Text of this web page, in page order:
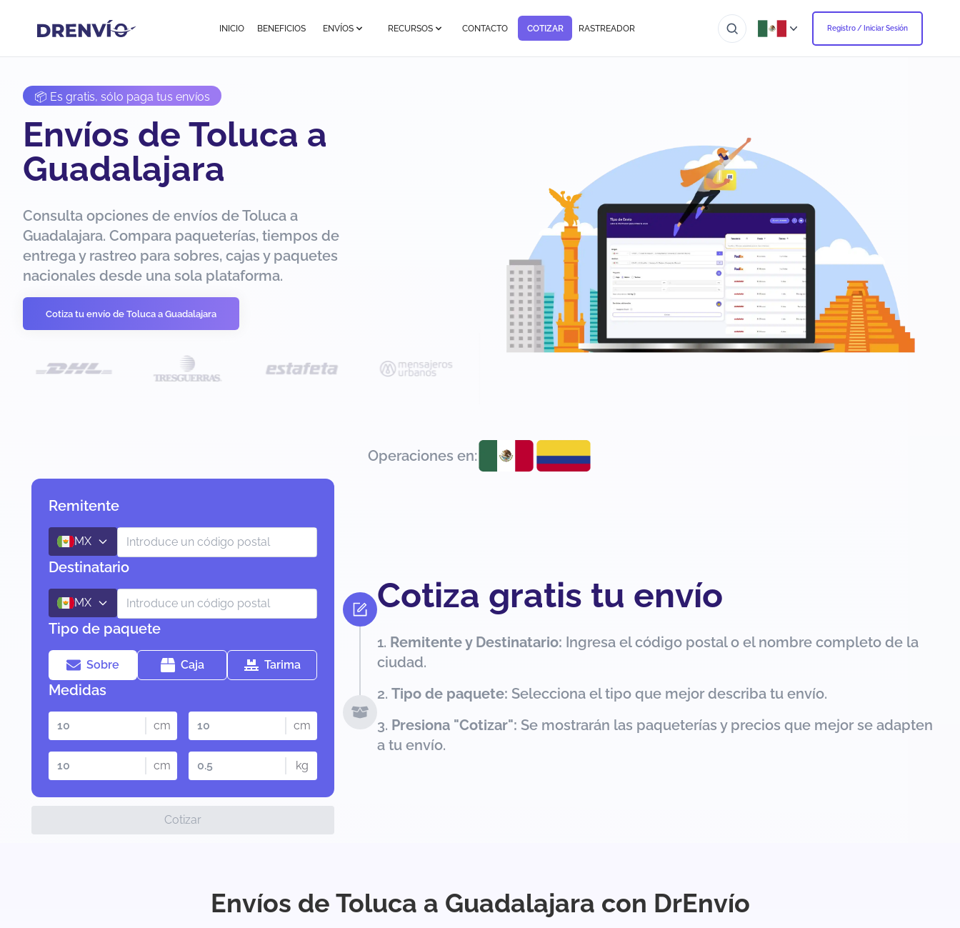
INICIO BENEFICIOS ENVÍOS RECURSOS CONTACTO COTIZAR RASTREADOR Registro / Iniciar Sesión
📦 Es gratis, sólo paga tus envíos
Envíos de Toluca a
Guadalajara
Consulta opciones de envíos de Toluca a
Guadalajara. Compara paqueterías, tiempos de
entrega y rastreo para sobres, cajas y paquetes
nacionales desde una sola plataforma.
Cotiza tu envío de Toluca a Guadalajara
Operaciones en:
Remitente
MX
Destinatario
MX
Tipo de paquete
Sobre Caja Tarima
Medidas
cm cm
cm kg
Cotizar
Cotiza gratis tu envío
Remitente y Destinatario: Ingresa el código postal o el nombre completo de la
ciudad.
Tipo de paquete: Selecciona el tipo que mejor describa tu envío.
Presiona "Cotizar": Se mostrarán las paqueterías y precios que mejor se adapten
a tu envío.
Envíos de Toluca a Guadalajara con DrEnvío